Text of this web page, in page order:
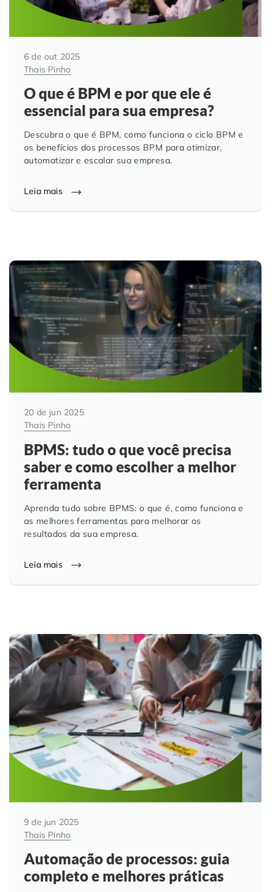
6 de out 2025
Thais Pinho
O que é BPM e por que ele é
essencial para sua empresa?
Descubra o que é BPM, como funciona o ciclo BPM e
os benefícios dos processos BPM para otimizar,
automatizar e escalar sua empresa.
Leia mais
20 de jun 2025
Thais Pinho
BPMS: tudo o que você precisa
saber e como escolher a melhor
ferramenta
Aprenda tudo sobre BPMS: o que é, como funciona e
as melhores ferramentas para melhorar os
resultados da sua empresa.
Leia mais
9 de jun 2025
Thais Pinho
Automação de processos: guia
completo e melhores práticas